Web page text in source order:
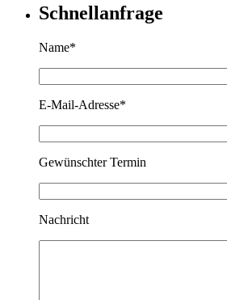
Schnellanfrage
Name*
E-Mail-Adresse*
Gewünschter Termin
Nachricht